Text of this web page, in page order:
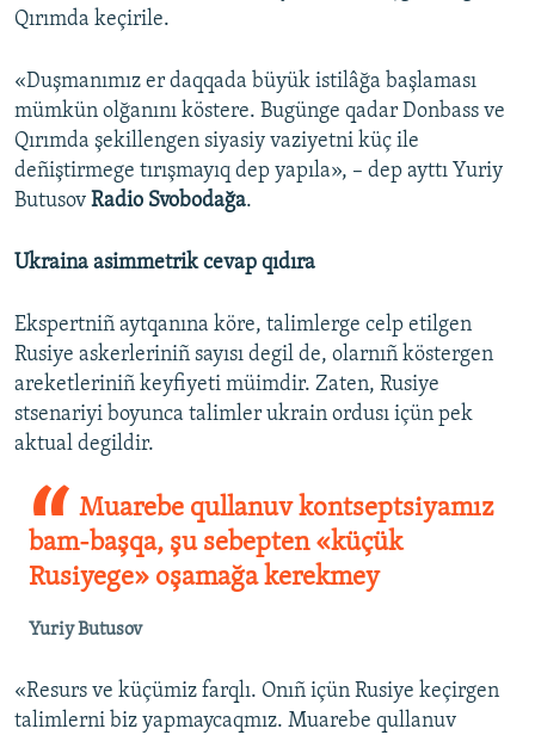
Qırımda keçirile.
«Duşmanımız er daqqada büyük istilâğa başlaması
mümkün olğanını köstere. Bugünge qadar Donbass ve
Qırımda şekillengen siyasiy vaziyetni küç ile
deñiştirmege tırışmayıq dep yapıla», – dep ayttı Yuriy
Butusov Radio Svobodağa.
Ukraina asimmetrik cevap qıdıra
Ekspertniñ aytqanına köre, talimlerge celp etilgen
Rusiye askerleriniñ sayısı degil de, olarnıñ köstergen
areketleriniñ keyfiyeti müimdir. Zaten, Rusiye
stsenariyi boyunca talimler ukrain ordusı içün pek
aktual degildir.
Muarebe qullanuv kontseptsiyamız
bam-başqa, şu sebepten «küçük
Rusiyege» oşamağa kerekmey
Yuriy Butusov
«Resurs ve küçümiz farqlı. Onıñ içün Rusiye keçirgen
talimlerni biz yapmaycaqmız. Muarebe qullanuv